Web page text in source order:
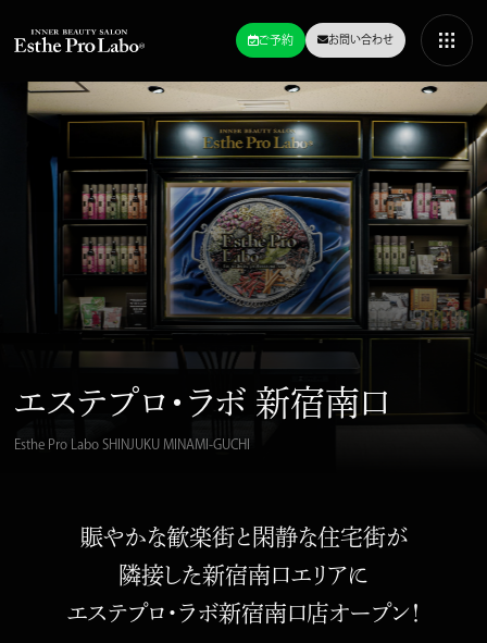
ご予約 お問い合わせ
エステプロ・ラボ 新宿南口
Esthe Pro LaboSHINJUKU MINAMI-GUCHI
賑やかな歓楽街と閑静な住宅街が
隣接した新宿南口エリアに
エステプロ・ラボ新宿南口店オープン！